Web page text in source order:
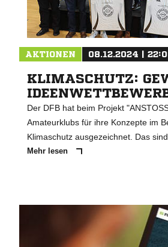
AKTIONEN 08.12.2024 |
KLIMASCHUTZ:
Der DFB hat beim Projekt
Amateurklubs für ihre Konzepte im
Klimaschutz ausgezeichnet. Das
Mehr lesen